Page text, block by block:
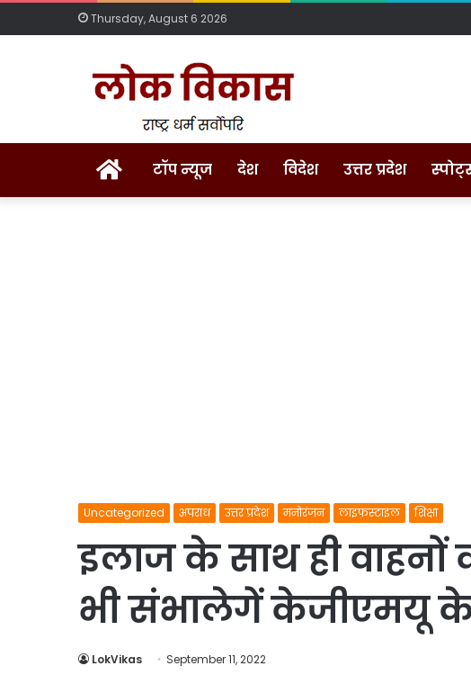
Thursday, August 6 2026
Homeटॉप न्यूज देश विदेश उत्तर प्रदेश
Uncategorized अपराध उत्तर प्रदेश मनोरंजन लाइफस्टाइल शिक्षा
इलाज के साथ ही वाहनों
भी संभालेगें केजीएमयू
LokVikas September 11, 2022